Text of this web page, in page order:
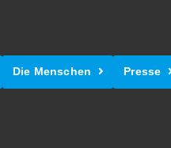
Die Menschen Presse